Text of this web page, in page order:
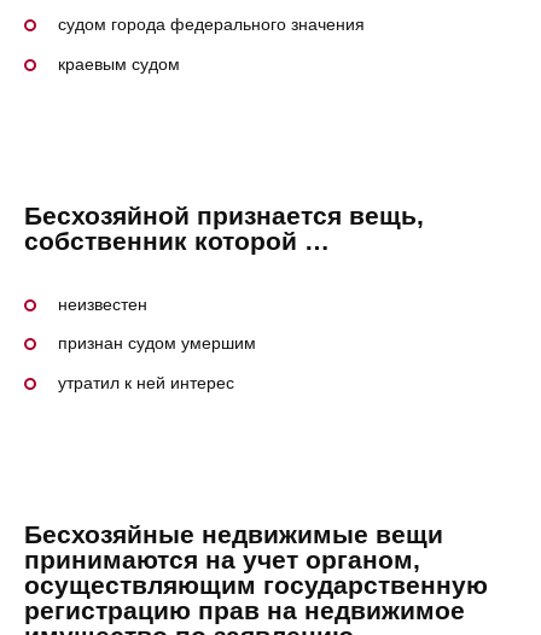
судом города федерального значения
краевым судом
Бесхозяйной признается вещь,
собственник которой …
неизвестен
признан судом умершим
утратил к ней интерес
Бесхозяйные недвижимые вещи
принимаются на учет органом,
осуществляющим государственную
регистрацию прав на недвижимое